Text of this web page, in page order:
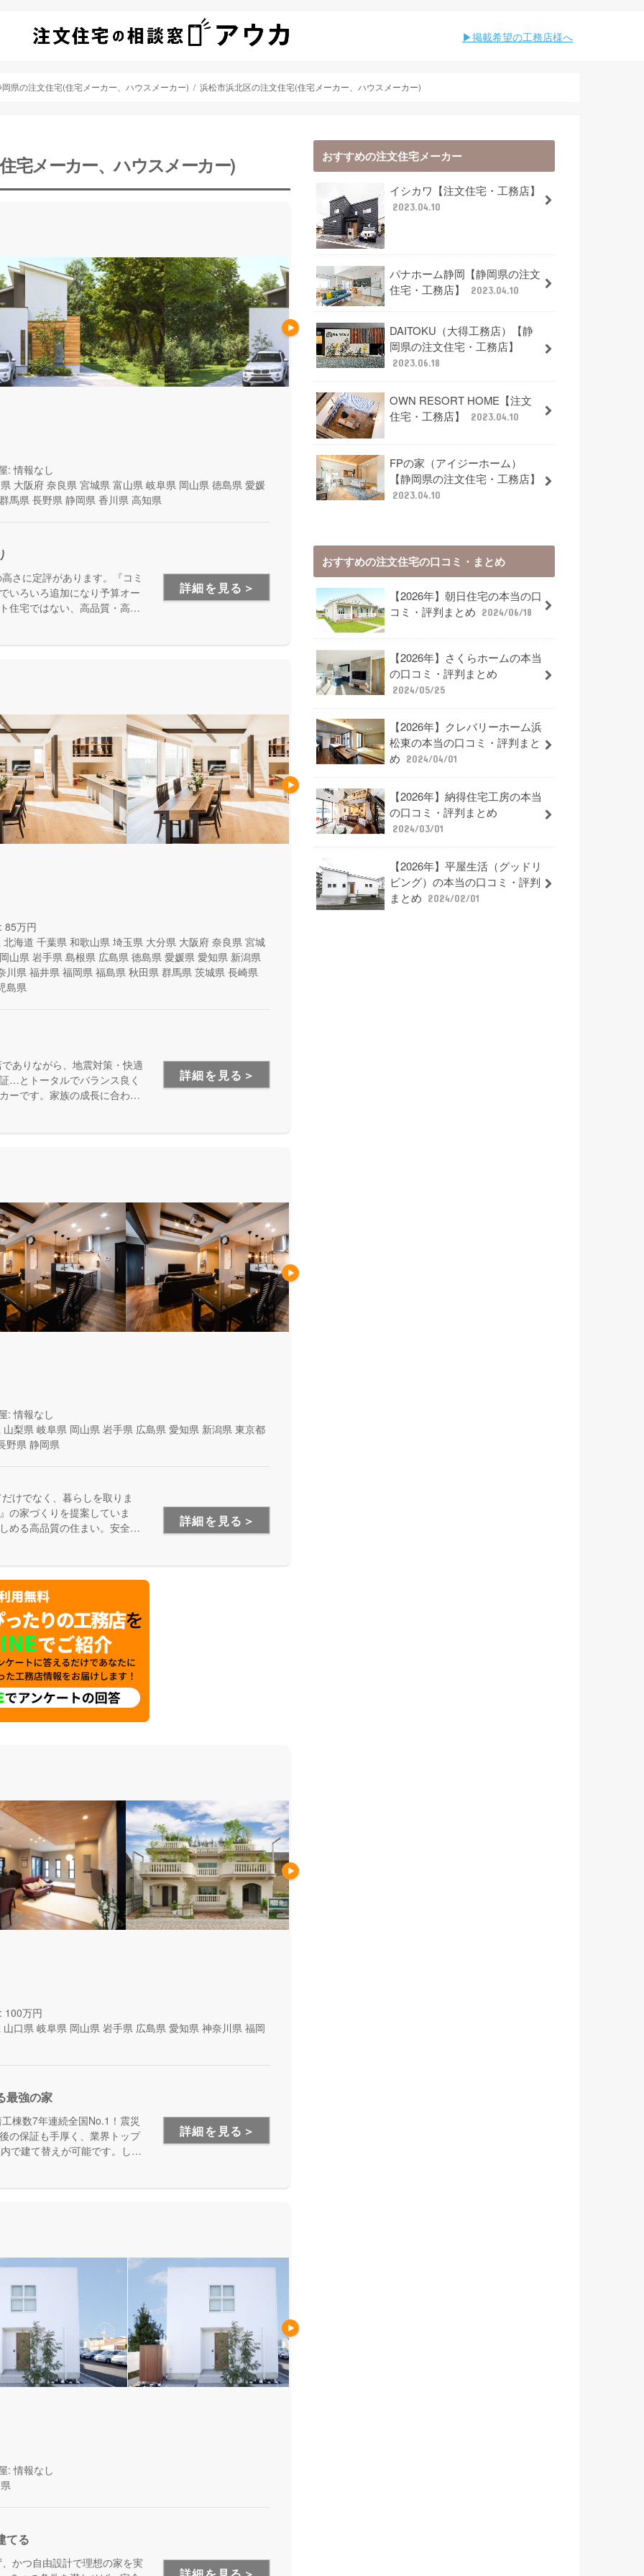
︎︎掲載希望の工務店様へ
岡県の注文住宅(住宅メーカー、ハウスメーカー) 浜松市浜北区の注文住宅(住宅メーカー、ハウスメーカー)
宅メーカー、ハウスメーカー)
: 情報なし
大阪府 奈良県 宮城県 富山県 岐阜県 岡山県 徳島県 愛媛
群馬県 長野県 静岡県 香川県 高知県
さに定評があります。『コミ
いろいろ追加になり予算オー
住宅ではない、高品質・高性
詳細を見る＞
85万円
北海道 千葉県 和歌山県 埼玉県 大分県 大阪府 奈良県 宮城
岡山県 岩手県 島根県 広島県 徳島県 愛媛県 愛知県 新潟県
川県 福井県 福岡県 福島県 秋田県 群馬県 茨城県 長崎県
島県
ありながら、地震対策・快適
…とトータルでバランス良く
ーです。家族の成長に合わせ
詳細を見る＞
: 情報なし
山梨県 岐阜県 岡山県 岩手県 広島県 愛知県 新潟県 東京都
野県 静岡県
けでなく、暮らしを取りま
の家づくりを提案していま
める高品質の住まい。安全
詳細を見る＞
100万円
山口県 岐阜県 岡山県 岩手県 広島県 愛知県 神奈川県 福岡
最強の家
棟数7年連続全国No.1！震災
の保証も手厚く、業界トップ
で建て替えが可能です。しっ
詳細を見る＞
: 情報なし
てる
かつ自由設計で理想の家を実
おすすめの注文住宅メーカー
イシカワ【注文住宅・工務店】
2023.04.10
パナホーム静岡【静岡県の注文
住宅・工務店】
2023.04.10
DAITOKU（大得工務店）【静
岡県の注文住宅・工務店】
2023.06.18
OWN RESORT HOME【注文
住宅・工務店】
2023.04.10
FPの家（アイジーホーム）
【静岡県の注文住宅・工務店】
2023.04.10
おすすめの注文住宅の口コミ・まとめ
【2026年】朝日住宅の本当の口
コミ・評判まとめ
2024/06/18
【2026年】さくらホームの本当
の口コミ・評判まとめ
2024/05/25
【2026年】クレバリーホーム浜
松東の本当の口コミ・評判まと
め
2024/04/01
【2026年】納得住宅工房の本当
の口コミ・評判まとめ
2024/03/01
【2026年】平屋生活（グッドリ
ビング）の本当の口コミ・評判
まとめ
2024/02/01